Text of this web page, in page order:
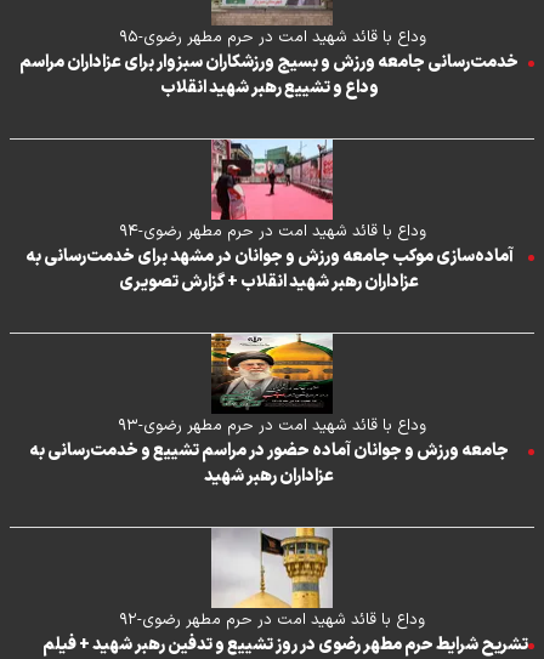
وداع با قائد شهید امت در حرم مطهر رضوی-۹۵
خدمت‌رسانی جامعه ورزش و بسیج ورزشکاران سبزوار برای عزاداران مراسم
وداع و تشییع رهبر شهید انقلاب
وداع با قائد شهید امت در حرم مطهر رضوی-۹۴
آماده‌سازی موکب جامعه ورزش و جوانان در مشهد برای خدمت‌رسانی به
عزاداران رهبر شهید انقلاب + گزارش تصویری
وداع با قائد شهید امت در حرم مطهر رضوی-۹۳
جامعه ورزش و جوانان آماده حضور در مراسم تشییع و خدمت‌رسانی به
عزاداران رهبر شهید
وداع با قائد شهید امت در حرم مطهر رضوی-۹۲
تشریح شرایط حرم مطهر رضوی در روز تشییع و تدفین رهبر شهید + فیلم